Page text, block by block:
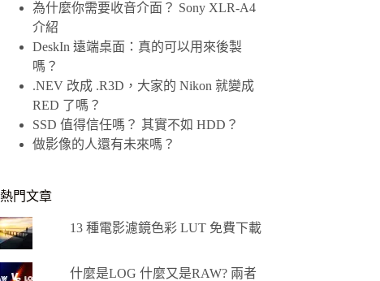
為什麼你需要收音介面？ Sony XLR-A4
介紹
DeskIn 遠端桌面：真的可以用來後製
嗎？
.NEV 改成 .R3D，大家的 Nikon 就變成
RED 了嗎？
SSD 值得信任嗎？ 其實不如 HDD？
做影像的人還有未來嗎？
熱門文章
13 種電影濾鏡色彩 LUT 免費下載
什麼是LOG 什麼又是RAW? 兩者